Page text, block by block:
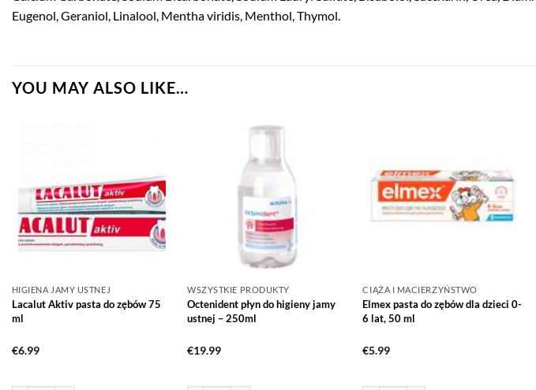
Eugenol, Geraniol, Linalool, Mentha viridis, Menthol, Thymol.
YOU MAY ALSO LIKE…
HIGIENA JAMY USTNEJ
Lacalut Aktiv pasta do zębów 75
ml
€6.99
WSZYSTKIE PRODUKTY
Octenident płyn do higieny jamy
ustnej – 250ml
€19.99
CIĄŻA I MACIERZYŃSTWO
Elmex pasta do zębów dla dzieci 0-
6 lat, 50 ml
€5.99